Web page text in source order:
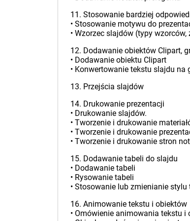
11. Stosowanie bardziej
• Stosowanie motywu do
• Wzorzec slajdów (typy
12. Dodawanie obiektów Clipart,
• Dodawanie obiektu Clipart
• Konwertowanie tekstu slajdu na
13. Przejścia slajdów
14. Drukowanie prezentacji
• Drukowanie slajdów.
• Tworzenie i drukowanie
• Tworzenie i drukowanie
• Tworzenie i drukowanie stron
15. Dodawanie tabeli do slajdu
• Dodawanie tabeli
• Rysowanie tabeli
• Stosowanie lub zmienianie stylu
16. Animowanie tekstu i obiektów
• Omówienie animowania tekstu i